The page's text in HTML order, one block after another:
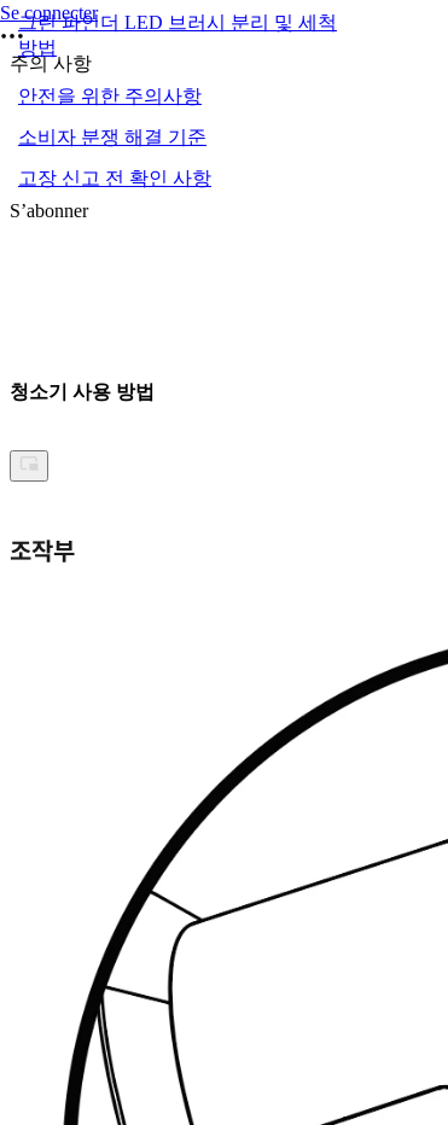
Se connecter
그린 파인더 LED 브러시 분리 및 세척
방법
주의 사항
안전을 위한 주의사항
소비자 분쟁 해결 기준
고장 신고 전 확인 사항
S’abonner
청소기 사용 방법
조작부